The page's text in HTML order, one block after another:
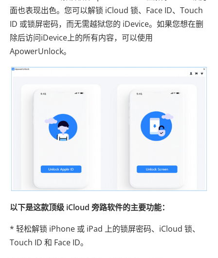
面也表现出色。您可以解锁 iCloud 锁、Face ID、Touch
ID 或锁屏密码，而无需越狱您的 iDevice。如果您想在删
除后访问iDevice上的所有内容，可以使用
ApowerUnlock。
以下是这款顶级 iCloud 旁路软件的主要功能：
* 轻松解锁 iPhone 或 iPad 上的锁屏密码、iCloud 锁、
Touch ID 和 Face ID。